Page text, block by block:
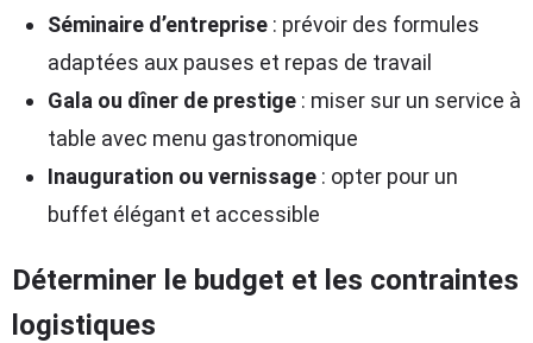
Séminaire d’entreprise : prévoir des formules
adaptées aux pauses et repas de travail
Gala ou dîner de prestige : miser sur un service à
table avec menu gastronomique
Inauguration ou vernissage : opter pour un
buffet élégant et accessible
Déterminer le budget et les contraintes
logistiques